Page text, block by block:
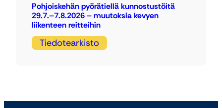
Pohjoiskehän pyörätiellä kunnostustöitä
29.7.–7.8.2026 – muutoksia kevyen
liikenteen reitteihin
Tiedotearkisto